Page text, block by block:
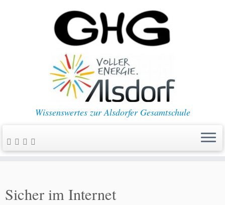
Wissenswertes zur Alsdorfer Gesamtschule
Sicher im Internet